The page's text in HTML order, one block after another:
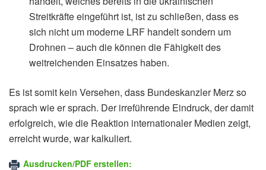
Streitkräfte eingeführt ist, ist zu schließen, dass es
sich nicht um moderne LRF handelt sondern um
Drohnen – auch die können die Fähigkeit des
weitreichenden Einsatzes haben.
Es ist somit kein Versehen, dass Bundeskanzler Merz so
sprach wie er sprach. Der irreführende Eindruck, der damit
erfolgreich, wie die Reaktion internationaler Medien zeigt,
erreicht wurde, war kalkuliert.
Ausdrucken/PDF erstellen: